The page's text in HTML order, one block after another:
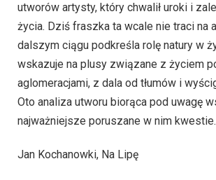
utworów artysty, który chwalił uroki i
życia. Dziś fraszka ta wcale nie traci na
dalszym ciągu podkreśla rolę natury w
wskazuje na plusy związane z życiem
aglomeracjami, z dala od tłumów i
Oto analiza utworu biorąca pod uwagę
najważniejsze poruszane w nim kwestie.
Jan Kochanowki, Na Lipę